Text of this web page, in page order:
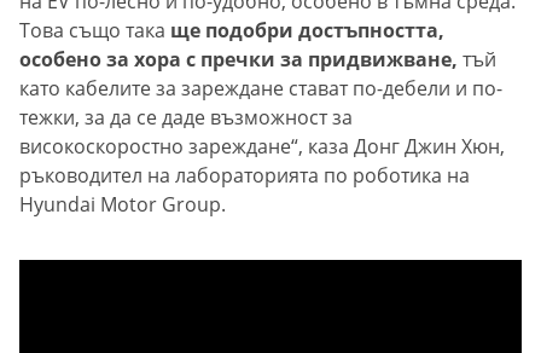
Това също така ще подобри достъпността,
особено за хора с пречки за придвижване, тъй
като кабелите за зареждане стават по-дебели и по-
тежки, за да се даде възможност за
високоскоростно зареждане“, каза Донг Джин Хюн,
ръководител на лабораторията по роботика на
Hyundai Motor Group.